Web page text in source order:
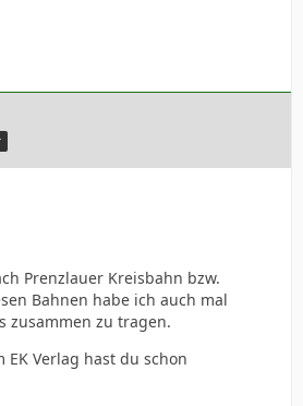
Prenzlauer Kreisbahn bzw.
Bahnen habe ich auch mal
zusammen zu tragen.
EK Verlag hast du schon